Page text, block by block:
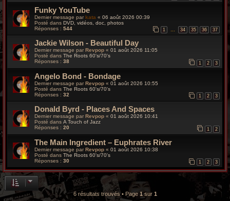
g
o
v
Funky YouTube
Dernier message parkata « 06 août 2026 00:39
Posté dans DVD, vidéos, doc, photos
Réponses : 544 1 … 34 35 36 37
Jackie Wilson - Beautiful Day
Dernier message par Revpop « 01 août 2026 11:05
Posté dans The Roots 60's/70's
Réponses : 38 1 2 3
Angelo Bond - Bondage
Dernier message parRevpop « 01 août 2026 10:55
Posté dans The Roots 60's/70's
Réponses : 32 1 2 3
Donald Byrd - Places And Spaces
Dernier message par Revpop « 01 août 2026 10:41
Posté dans A Touch of Jazz
Réponses : 20 1 2
The Main Ingredient – Euphrates River
Dernier message parRevpop « 01 août 2026 10:38
Posté dans The Roots 60's/70's
Réponses : 30 1 2 3
6 résultats trouvés • Page1sur 1